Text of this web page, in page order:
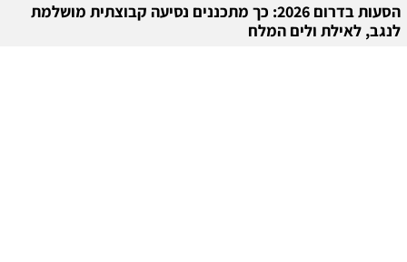
הסעות בדרום 2026: כך מתכננים נסיעה קבוצתית מושלמת
לנגב, לאילת ולים המלח